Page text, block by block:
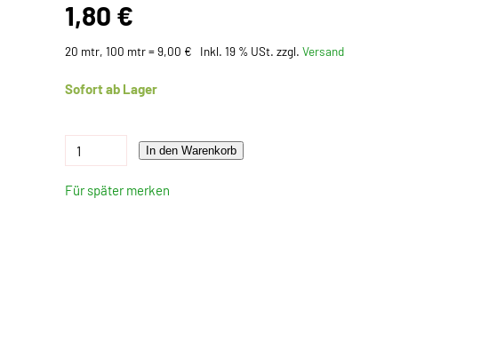
1,80 €
20 mtr, 100 mtr = 9,00 € Inkl. 19 % USt. zzgl.Versand
Sofort ab Lager
In den Warenkorb
Für später merken